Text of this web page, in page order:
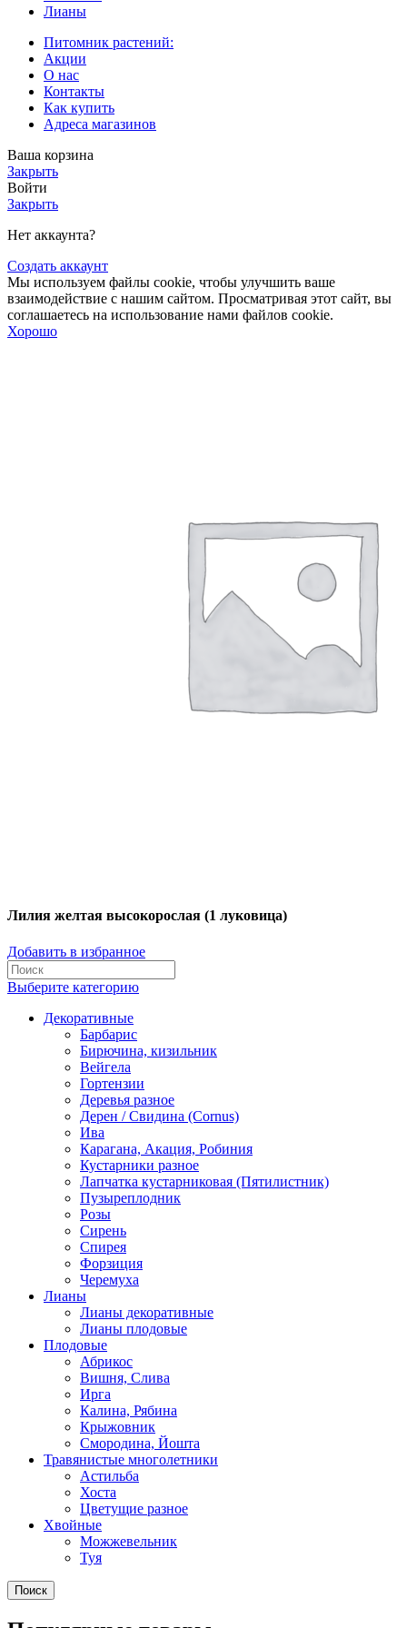
Лианы
Питомник растений:
Акции
О нас
Контакты
Как купить
Адреса магазинов
Ваша корзина
Закрыть
Войти
Закрыть
Нет аккаунта?
Создать аккаунт
Мы используем файлы cookie, чтобы улучшить ваше
взаимодействие с нашим сайтом. Просматривая этот сайт, вы
соглашаетесь на использование нами файлов cookie.
Хорошо
Лилия желтая высокорослая (1 луковица)
Добавить в избранное
Выберите категорию
Декоративные
Барбарис
Бирючина, кизильник
Вейгела
Гортензии
Деревья разное
Дерен / Свидина (Cornus)
Ива
Карагана, Акация, Робиния
Кустарники разное
Лапчатка кустарниковая (Пятилистник)
Пузыреплодник
Розы
Сирень
Спирея
Форзиция
Черемуха
Лианы
Лианы декоративные
Лианы плодовые
Плодовые
Абрикос
Вишня, Слива
Ирга
Калина, Рябина
Крыжовник
Смородина, Йошта
Травянистые многолетники
Астильба
Хоста
Цветущие разное
Хвойные
Можжевельник
Туя
Поиск